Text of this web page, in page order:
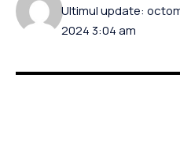
Ultimul update:
2024 3:04 am